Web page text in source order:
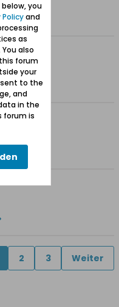
~ 1909
2 3 Weiter
below, you
Policyand
as
also
forum
your
to the
and
in the
forum is